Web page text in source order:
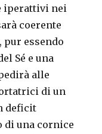
iperattivi nei
coerente
pur essendo
Sé e una
alle
di un
deficit
di una cornice